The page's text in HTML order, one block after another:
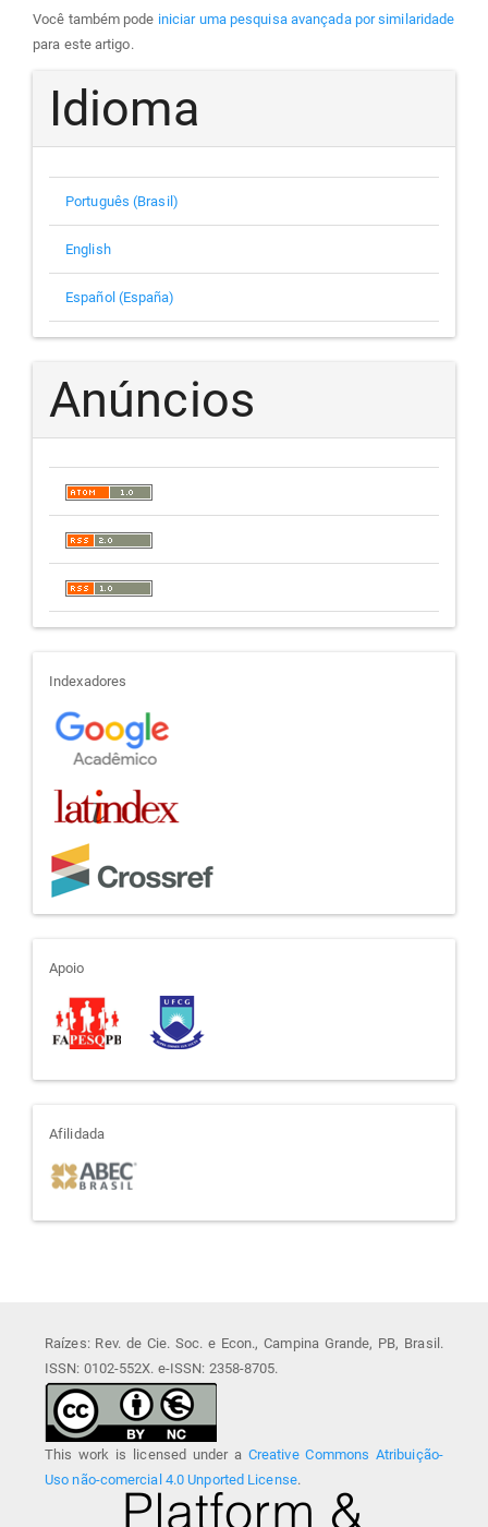
Você também pode iniciar uma pesquisa avançada por similaridade
para este artigo.
Idioma
Português (Brasil)
English
Español (España)
Anúncios
indexadores
Indexadores
apoio
Apoio
afiliada
Afilidada
Raízes: Rev. de Cie. Soc. e Econ., Campina Grande, PB, Brasil.
ISSN: 0102-552X. e-ISSN: 2358-8705.
This work is licensed under a Creative Commons Atribuição-
Uso não-comercial 4.0 Unported License.